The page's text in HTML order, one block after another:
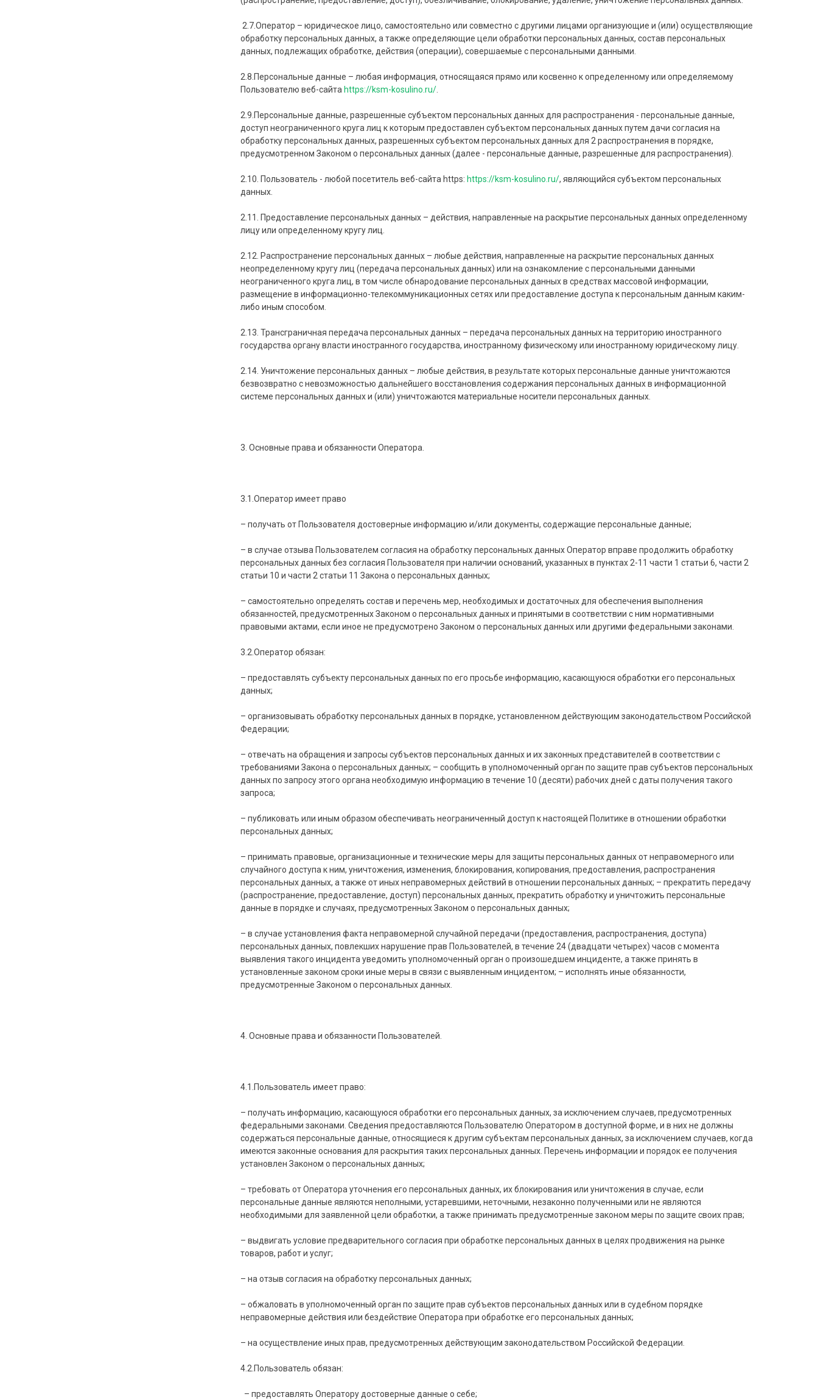
2.7.Оператор – юридическое лицо, самостоятельно или совместно с другими лицами организующие и (или) осуществляющие
обработку персональных данных, а также определяющие цели обработки персональных данных, состав персональных
данных, подлежащих обработке, действия (операции), совершаемые с персональными данными.
2.8.Персональные данные – любая информация, относящаяся прямо или косвенно к определенному или определяемому
Пользователю веб-сайта https://ksm-kosulino.ru/.
2.9.Персональные данные, разрешенные субъектом персональных данных для распространения - персональные данные,
доступ неограниченного круга лиц к которым предоставлен субъектом персональных данных путем дачи согласия на
обработку персональных данных, разрешенных субъектом персональных данных для 2 распространения в порядке,
предусмотренном Законом о персональных данных (далее - персональные данные, разрешенные для распространения).
2.10. Пользователь - любой посетитель веб-сайта https: https://ksm-kosulino.ru/, являющийся субъектом персональных
данных.
2.11. Предоставление персональных данных – действия, направленные на раскрытие персональных данных определенному
лицу или определенному кругу лиц.
2.12. Распространение персональных данных – любые действия, направленные на раскрытие персональных данных
неопределенному кругу лиц (передача персональных данных) или на ознакомление с персональными данными
неограниченного круга лиц, в том числе обнародование персональных данных в средствах массовой информации,
размещение в информационно-телекоммуникационных сетях или предоставление доступа к персональным данным каким-
либо иным способом.
2.13. Трансграничная передача персональных данных – передача персональных данных на территорию иностранного
государства органу власти иностранного государства, иностранному физическому или иностранному юридическому лицу.
2.14. Уничтожение персональных данных – любые действия, в результате которых персональные данные уничтожаются
безвозвратно с невозможностью дальнейшего восстановления содержания персональных данных в информационной
системе персональных данных и (или) уничтожаются материальные носители персональных данных.
3. Основные права и обязанности Оператора.
3.1.Оператор имеет право
– получать от Пользователя достоверные информацию и/или документы, содержащие персональные данные;
– в случае отзыва Пользователем согласия на обработку персональных данных Оператор вправе продолжить обработку
персональных данных без согласия Пользователя при наличии оснований, указанных в пунктах 2-11 части 1 статьи 6, части 2
статьи 10 и части 2 статьи 11 Закона о персональных данных;
– самостоятельно определять состав и перечень мер, необходимых и достаточных для обеспечения выполнения
обязанностей, предусмотренных Законом о персональных данных и принятыми в соответствии с ним нормативными
правовыми актами, если иное не предусмотрено Законом о персональных данных или другими федеральными законами.
3.2.Оператор обязан:
– предоставлять субъекту персональных данных по его просьбе информацию, касающуюся обработки его персональных
данных;
– организовывать обработку персональных данных в порядке, установленном действующим законодательством Российской
Федерации;
– отвечать на обращения и запросы субъектов персональных данных и их законных представителей в соответствии с
требованиями Закона о персональных данных; – сообщить в уполномоченный орган по защите прав субъектов персональных
данных по запросу этого органа необходимую информацию в течение 10 (десяти) рабочих дней с даты получения такого
запроса;
– публиковать или иным образом обеспечивать неограниченный доступ к настоящей Политике в отношении обработки
персональных данных;
– принимать правовые, организационные и технические меры для защиты персональных данных от неправомерного или
случайного доступа к ним, уничтожения, изменения, блокирования, копирования, предоставления, распространения
персональных данных, а также от иных неправомерных действий в отношении персональных данных; – прекратить передачу
(распространение, предоставление, доступ) персональных данных, прекратить обработку и уничтожить персональные
данные в порядке и случаях, предусмотренных Законом о персональных данных;
– в случае установления факта неправомерной случайной передачи (предоставления, распространения, доступа)
персональных данных, повлекших нарушение прав Пользователей, в течение 24 (двадцати четырех) часов с момента
выявления такого инцидента уведомить уполномоченный орган о произошедшем инциденте, а также принять в
установленные законом сроки иные меры в связи с выявленным инцидентом; – исполнять иные обязанности,
предусмотренные Законом о персональных данных.
4. Основные права и обязанности Пользователей.
4.1.Пользователь имеет право:
– получать информацию, касающуюся обработки его персональных данных, за исключением случаев, предусмотренных
федеральными законами. Сведения предоставляются Пользователю Оператором в доступной форме, и в них не должны
содержаться персональные данные, относящиеся к другим субъектам персональных данных, за исключением случаев, когда
имеются законные основания для раскрытия таких персональных данных. Перечень информации и порядок ее получения
установлен Законом о персональных данных;
– требовать от Оператора уточнения его персональных данных, их блокирования или уничтожения в случае, если
персональные данные являются неполными, устаревшими, неточными, незаконно полученными или не являются
необходимыми для заявленной цели обработки, а также принимать предусмотренные законом меры по защите своих прав;
– выдвигать условие предварительного согласия при обработке персональных данных в целях продвижения на рынке
товаров, работ и услуг;
– на отзыв согласия на обработку персональных данных;
– обжаловать в уполномоченный орган по защите прав субъектов персональных данных или в судебном порядке
неправомерные действия или бездействие Оператора при обработке его персональных данных;
– на осуществление иных прав, предусмотренных действующим законодательством Российской Федерации.
4.2.Пользователь обязан:
– предоставлять Оператору достоверные данные о себе;